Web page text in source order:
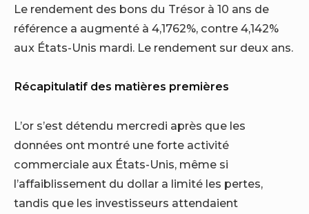
Le rendement des bons du Trésor à 10 ans de
référence a augmenté à 4,1762%, contre 4,142%
aux États-Unis mardi. Le rendement sur deux ans.
Récapitulatif des matières premières
L’or s’est détendu mercredi après que les
données ont montré une forte activité
commerciale aux États-Unis, même si
l’affaiblissement du dollar a limité les pertes,
tandis que les investisseurs attendaient